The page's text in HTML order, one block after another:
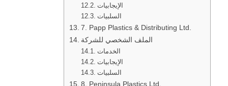
الإيجابيات
السلبيات
7. Papp Plastics & Distributing Ltd.
الملف الشخصي للشركة
الخدمات
الإيجابيات
السلبيات
8. Peninsula Plastics Ltd.